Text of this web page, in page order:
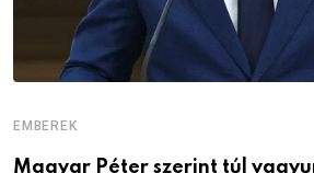
EMBEREK
Magyar Péter szerint túl